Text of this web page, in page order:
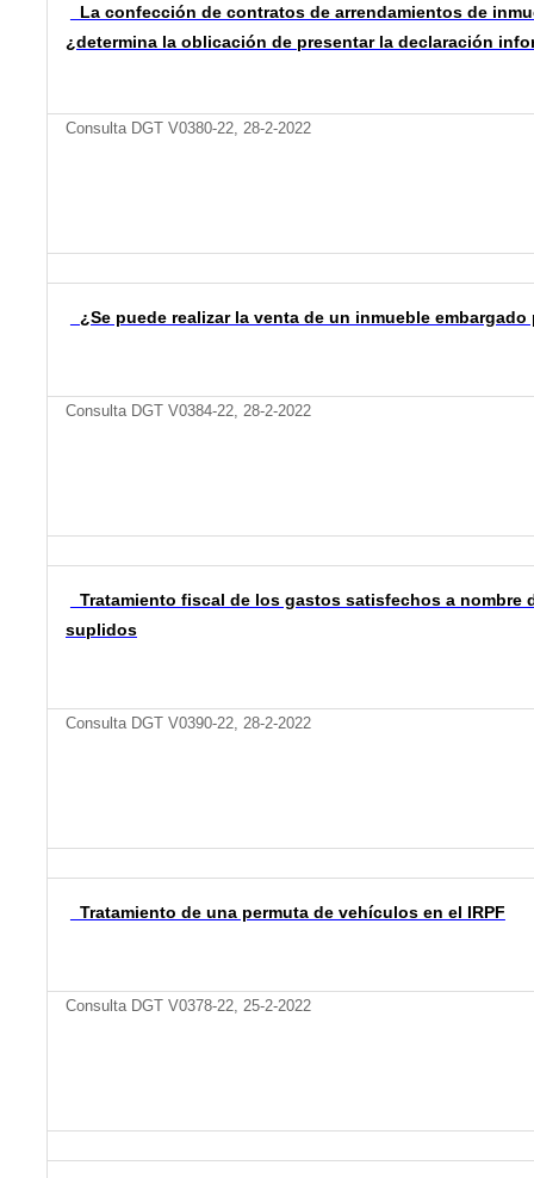
La confección de contratos de arrendamientos de
¿determina la oblicación de presentar la declaración
Consulta DGT V0380-22, 28-2-2022
¿Se puede realizar la venta de un inmueble embargado
Consulta DGT V0384-22, 28-2-2022
Tratamiento fiscal de los gastos satisfechos a nombre
suplidos
Consulta DGT V0390-22, 28-2-2022
Tratamiento de una permuta de vehículos en el IRPF
Consulta DGT V0378-22, 25-2-2022